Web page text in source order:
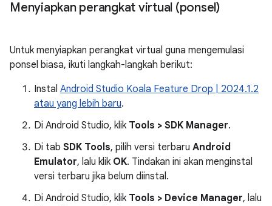
Menyiapkan perangkat virtual (ponsel)
Untuk menyiapkan perangkat virtual guna mengemulasi
ponsel biasa, ikuti langkah-langkah berikut:
Instal Android Studio Koala Feature Drop | 2024.1.2
atau yang lebih baru.
Di Android Studio, klik Tools > SDK Manager.
Di tab SDK Tools, pilih versi terbaru Android
Emulator, lalu klik OK. Tindakan ini akan menginstal
versi terbaru jika belum diinstal.
Di Android Studio, klik Tools > Device Manager, lalu